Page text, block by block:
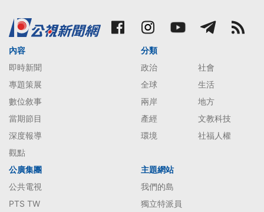
內容
即時新聞
專題策展
數位敘事
當期節目
深度報導
觀點
分類
政治
社會
全球
生活
兩岸
地方
產經
文教科技
環境
社福人權
公廣集團
公共電視
PTS TW
主題網站
我們的島
獨立特派員